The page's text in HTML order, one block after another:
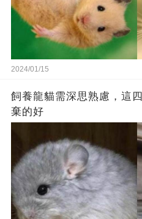
2024/01/15
飼養龍貓需深思熟慮，這
棄的好